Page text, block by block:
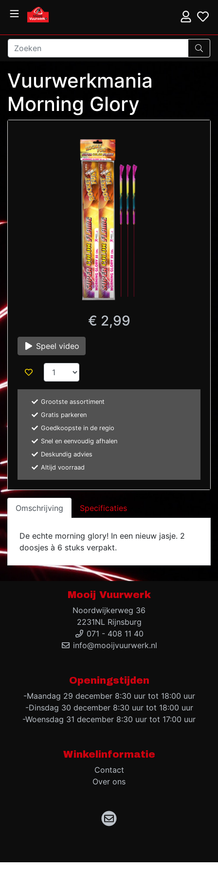
Vuurwerkmania
Morning Glory
€ 2,99
Speel video
Grootste assortiment
Gratis parkeren
Goedkoopste in de regio
Snel en eenvoudig afhalen
Deskundig advies
Altijd voorraad
Omschrijving Specificaties
De echte morning glory! In een nieuw jasje. 2
doosjes à 6 stuks verpakt.
Mooij Vuurwerk
Noordwijkerweg 36
2231NL Rijnsburg
071 - 408 11 40
info@mooijvuurwerk.nl
Openingstijden
-Maandag 29 december 8:30 uur tot 18:00 uur
-Dinsdag 30 december 8:30 uur tot 18:00 uur
-Woensdag 31 december 8:30 uur tot 17:00 uur
Winkelinformatie
Contact
Over ons